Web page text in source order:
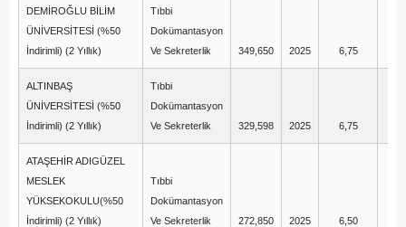
DEMİROĞLU BİLİM
ÜNİVERSİTESİ (%50
İndirimli) (2 Yıllık)
Tıbbi
Dokümantasyon
Ve Sekreterlik
349,650 2025 6,75
ALTINBAŞ
ÜNİVERSİTESİ (%50
İndirimli) (2 Yıllık)
Tıbbi
Dokümantasyon
Ve Sekreterlik
329,598 2025 6,75
ATAŞEHİR ADIGÜZEL
MESLEK
YÜKSEKOKULU(%50
İndirimli) (2 Yıllık)
Tıbbi
Dokümantasyon
Ve Sekreterlik
272,850 2025 6,50